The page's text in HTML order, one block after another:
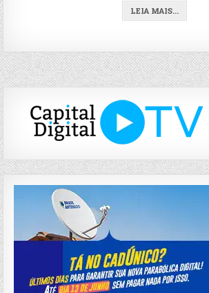
LEIA MAIS...